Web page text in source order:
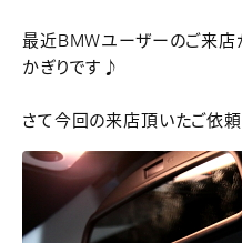
最近BMWユーザーのご来店
かぎりです♪
さて今回の来店頂いたご依頼